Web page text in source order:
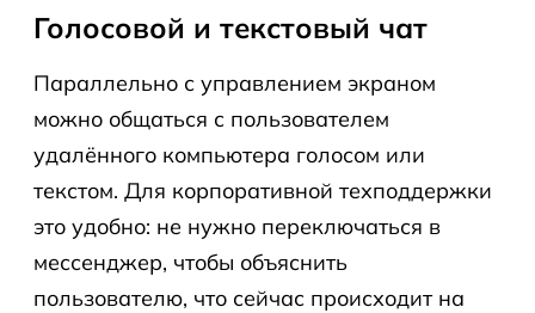
Голосовой и текстовый чат
Параллельно с управлением экраном
можно общаться с пользователем
удалённого компьютера голосом или
текстом. Для корпоративной техподдержки
это удобно: не нужно переключаться в
мессенджер, чтобы объяснить
пользователю, что сейчас происходит на